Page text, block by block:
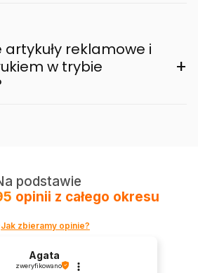
artykuły reklamowe i
w trybie
+
podstawie
opinii z całego okresu
Jak zbieramy opinie?
Agata
zweryfikowano